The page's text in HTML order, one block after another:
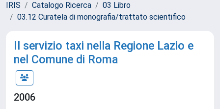
IRIS Catalogo Ricerca
03 Libro
03.12 Curatela di monografia/trattato scientifico
Il servizio taxi nella Regione Lazio e
nel Comune di Roma
2006